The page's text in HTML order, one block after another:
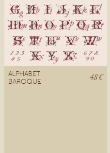
ALPHABET
BAROQUE
48 €